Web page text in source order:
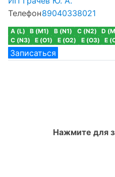
Телефон89040338021
A (L) B (M1) B (N1) C (N2) D
C (N3)
E (O1) E (O2) E (O3) E
Записаться
Нажмите для